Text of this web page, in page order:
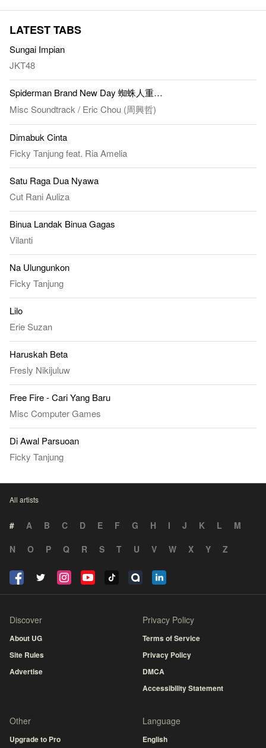
LATEST TABS
Sungai Impian
JKT48
Spiderman Brand New Day 蜘蛛人重生日 - All For You
Misc Soundtrack/ Eric Chou (周興哲)
Dimabuk Cinta
Ficky Tanjungfeat. Ria Amelia
Satu Raga Dua Nyawa
Cut Rani Auliza
Binua Landak Binua Gagas
Vilanti
Na Ulungunkon
Ficky Tanjung
Lilo
Erie Suzan
Haruskah Beta
Fresly Nikijuluw
Free Fire - Cari Yang Baru
Misc Computer Games
Di Awal Parsuoan
Ficky Tanjung
All artists
# A B C D E F G H I J K L
M
N
O P Q R S T U V W X Y Z
Discover
About UG
Site Rules
Advertise
Privacy Policy
Terms of Service
Privacy Policy
DMCA
Accessibility Statement
Other
Upgrade to Pro
Language
English